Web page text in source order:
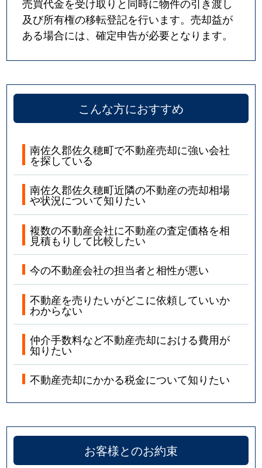
及び所有権の移転登記を行います。売却益が
ある場合には、確定申告が必要となります。
こんな方におすすめ
南佐久郡佐久穂町で不動産売却に強い会社
を探している
南佐久郡佐久穂町近隣の不動産の売却相場
や状況について知りたい
複数の不動産会社に不動産の査定価格を相
見積もりして比較したい
今の不動産会社の担当者と相性が悪い
不動産を売りたいがどこに依頼していいか
わからない
仲介手数料など不動産売却における費用が
知りたい
不動産売却にかかる税金について知りたい
お客様とのお約束